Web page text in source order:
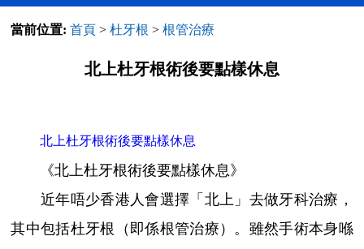
當前位置: 首頁 >杜牙根 >根管治療
北上杜牙根術後要點樣休息
北上杜牙根術後要點樣休息
《北上杜牙根術後要點樣休息》
近年唔少香港人會選擇「北上」去做牙科治療，
其中包括杜牙根（即係根管治療）。雖然手術本身喺